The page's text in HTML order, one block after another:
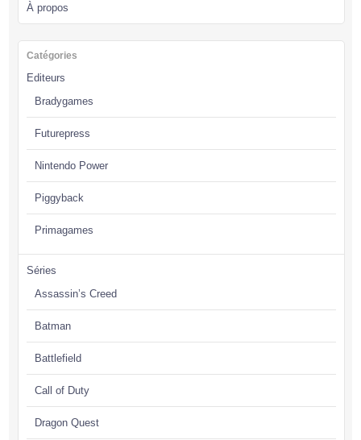
À propos
Catégories
Editeurs
Bradygames
Futurepress
Nintendo Power
Piggyback
Primagames
Séries
Assassin’s Creed
Batman
Battlefield
Call of Duty
Dragon Quest